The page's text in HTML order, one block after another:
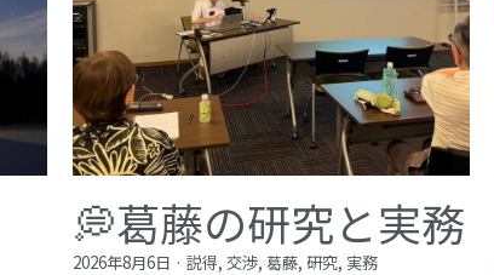
💭葛藤の研究と実務
2026年8月6日 · 説得, 交渉, 葛藤, 研究, 実務